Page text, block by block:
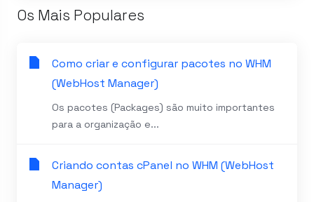
Os Mais Populares
Como criar e configurar pacotes no WHM
(WebHost Manager)
Os pacotes (Packages) são muito importantes
para a organização e...
Criando contas cPanel no WHM (WebHost
Manager)